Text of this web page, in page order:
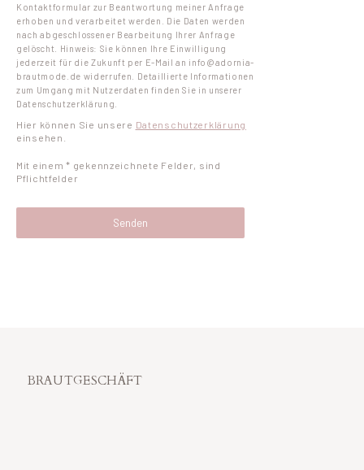
Kontaktformular zur Beantwortung meiner Anfrage
erhoben und verarbeitet werden. Die Daten werden
nach abgeschlossener Bearbeitung Ihrer Anfrage
gelöscht. Hinweis: Sie können Ihre Einwilligung
jederzeit für die Zukunft per E-Mail an info@adornia-
brautmode.de widerrufen. Detaillierte Informationen
zum Umgang mit Nutzerdaten finden Sie in unserer
Datenschutzerklärung.
Hier können Sie unsere Datenschutzerklärung
einsehen.
Mit einem * gekennzeichnete Felder, sind
Pflichtfelder
BRAUTGESCHÄFT